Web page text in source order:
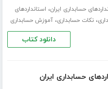
حسابداری ایران، استانداردهای
،نکات حسابداری،آموزش حسابداری
دانلود کتاب
حسابداری ایران